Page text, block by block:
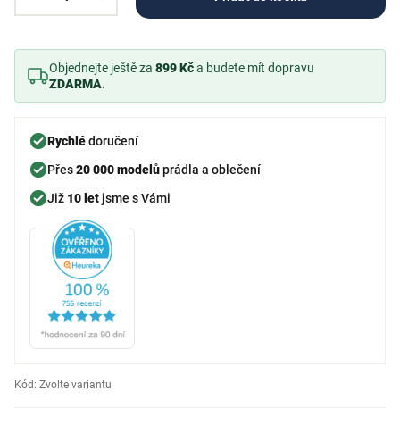
Objednejte ještě za 899 Kča budete mít dopravu
ZDARMA.
Rychlédoručení
Přes20 000 modelůprádla a oblečení
Již 10 let jsme s Vámi
Kód: Zvolte variantu